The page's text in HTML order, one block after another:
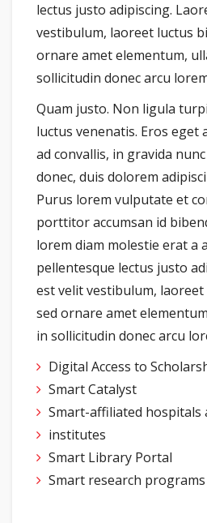
lectus justo adipiscing.
vestibulum, laoreet luctus
ornare amet elementum,
sollicitudin donec arcu
Quam justo. Non ligula
luctus venenatis. Eros eget
ad convallis, in gravida
donec, duis dolorem
Purus lorem vulputate et
porttitor accumsan id
lorem diam molestie erat a
pellentesque lectus justo
est velit vestibulum,
sed ornare amet
in sollicitudin donec arcu
Digital Access to
Smart Catalyst
Smart-affiliated hospitals
institutes
Smart Library Portal
Smart research